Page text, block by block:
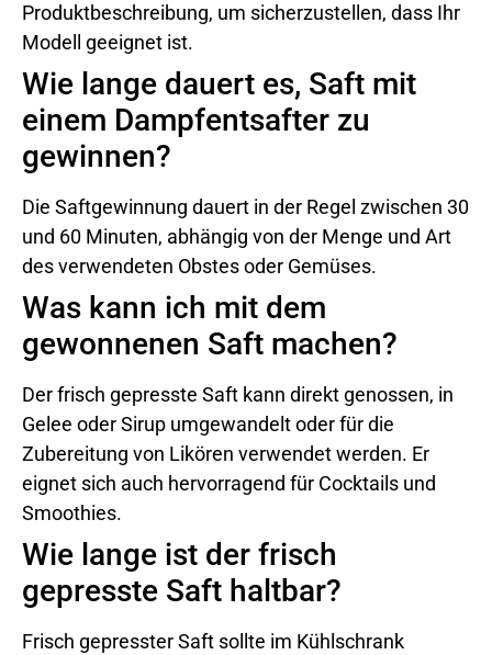
Produktbeschreibung, um sicherzustellen, dass Ihr
Modell geeignet ist.
Wie lange dauert es, Saft mit
einem Dampfentsafter zu
gewinnen?
Die Saftgewinnung dauert in der Regel zwischen 30
und 60 Minuten, abhängig von der Menge und Art
des verwendeten Obstes oder Gemüses.
Was kann ich mit dem
gewonnenen Saft machen?
Der frisch gepresste Saft kann direkt genossen, in
Gelee oder Sirup umgewandelt oder für die
Zubereitung von Likören verwendet werden. Er
eignet sich auch hervorragend für Cocktails und
Smoothies.
Wie lange ist der frisch
gepresste Saft haltbar?
Frisch gepresster Saft sollte im Kühlschrank